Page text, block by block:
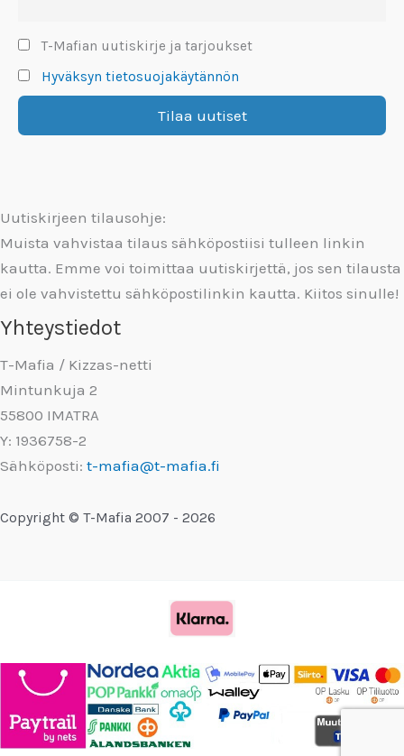
T-Mafian uutiskirje ja tarjoukset
Hyväksyn tietosuojakäytännön
Uutiskirjeen tilausohje:
Muista vahvistaa tilaus sähköpostiisi tulleen linkin
kautta. Emme voi toimittaa uutiskirjettä, jos sen tilausta
ei ole vahvistettu sähköpostilinkin kautta. Kiitos sinulle!
Yhteystiedot
T-Mafia / Kizzas-netti
Mintunkuja 2
55800 IMATRA
Y: 1936758-2
Sähköposti: t-mafia@t-mafia.fi
Copyright © T-Mafia 2007 - 2026